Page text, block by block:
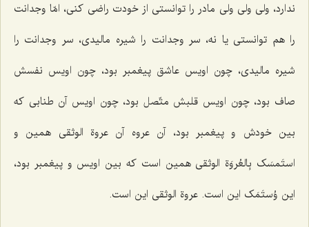
ندارد، ولی ولی ولی مادر را توانستی از خودت راضی کنی، امّا وجدانت
را هم توانستی یا نه، سر وجدانت را شیره مالیدی، سر وجدانت را
شیره مالیدی، چون اویس عاشق پیغمبر بود، چون اویس نفسش
صاف بود، چون اویس قلبش متّصل بود، چون اویس آن طنابی که
بین خودش و پیغمبر بود، آن عروه آن عروة الوثقی همین و
استَمسَک بِالعُروَة الوثقی همین است که بین اویس و پیغمبر بود،
این وُستَمَک این است. عروة الوثقی این است.